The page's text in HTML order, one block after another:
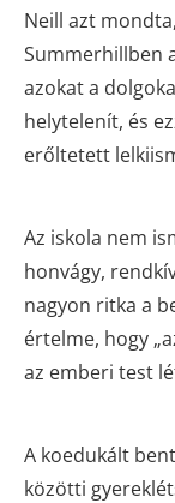
Neill azt
Summerhillben
azokat a
helytelenít, és
erőltetett
Az iskola nem
honvágy,
nagyon ritka a
értelme, hogy
az emberi test
A koedukált
közötti